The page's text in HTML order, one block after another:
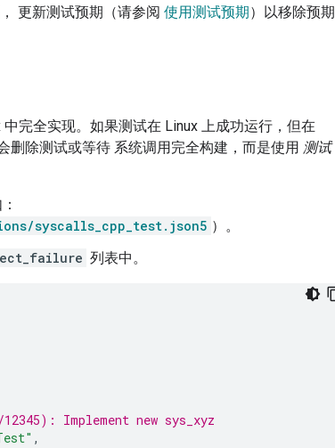
更新测试预期（请参阅 使用测试预期）以移除预期
完全实现。如果测试在 Linux 上成功运行，但在
删除测试或等待 系统调用完全构建，而是使用 测试
syscalls_cpp_test.json5 ）。
列表中。
Implement new sys_xyz
,